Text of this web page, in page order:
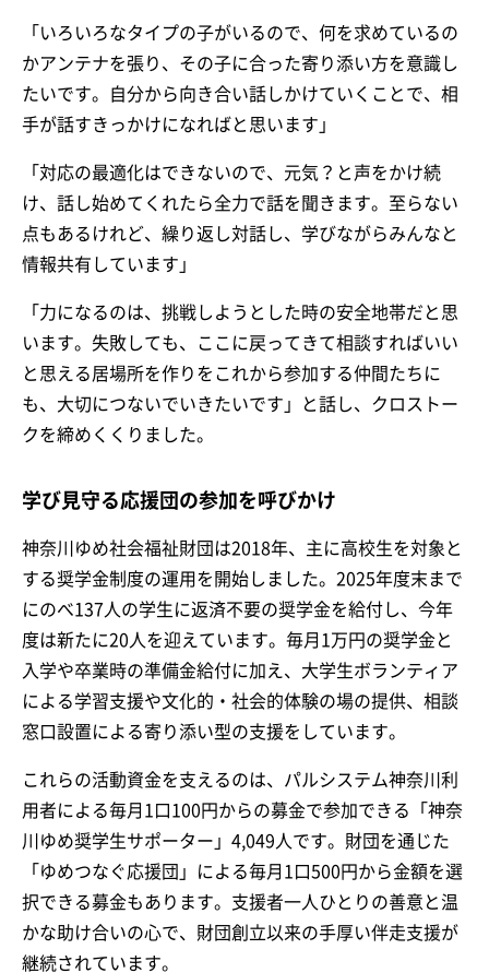
「いろいろなタイプの子がいるので、何を求めているの
かアンテナを張り、その子に合った寄り添い方を意識し
たいです。自分から向き合い話しかけていくことで、相
手が話すきっかけになればと思います」
「対応の最適化はできないので、元気？と声をかけ続
け、話し始めてくれたら全力で話を聞きます。至らない
点もあるけれど、繰り返し対話し、学びながらみんなと
情報共有しています」
「力になるのは、挑戦しようとした時の安全地帯だと思
います。失敗しても、ここに戻ってきて相談すればいい
と思える居場所を作りをこれから参加する仲間たちに
も、大切につないでいきたいです」と話し、クロストー
クを締めくくりました。
学び見守る応援団の参加を呼びかけ
神奈川ゆめ社会福祉財団は2018年、主に高校生を対象と
する奨学金制度の運用を開始しました。2025年度末まで
にのべ137人の学生に返済不要の奨学金を給付し、今年
度は新たに20人を迎えています。毎月1万円の奨学金と
入学や卒業時の準備金給付に加え、大学生ボランティア
による学習支援や文化的・社会的体験の場の提供、相談
窓口設置による寄り添い型の支援をしています。
これらの活動資金を支えるのは、パルシステム神奈川利
用者による毎月1口100円からの募金で参加できる「神奈
川ゆめ奨学生サポーター」4,049人です。財団を通じた
「ゆめつなぐ応援団」による毎月1口500円から金額を選
択できる募金もあります。支援者一人ひとりの善意と温
かな助け合いの心で、財団創立以来の手厚い伴走支援が
継続されています。